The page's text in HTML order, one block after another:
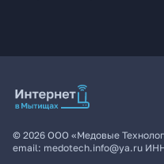
© 2026 ООО «Медовые
email: medotech.info@ya.ru